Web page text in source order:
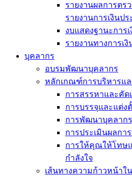
รายงานผลการต
รายงานการเงินปร
งบแสดงฐานะการเ
รายงานทางการเงิ
บุคลากร
อบรมพัฒนาบุคลากร
หลักเกณฑ์การบริหารแ
การสรรหาและคัด
การบรรจุและแต่ง
การพัฒนาบุคลากร
การประเมินผลกา
การให้คุณให้โทษ
กำลังใจ
เส้นทางความก้าวหน้าใ